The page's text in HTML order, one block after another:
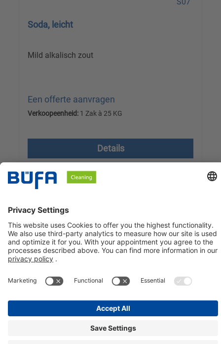
Soda, leicht
Mild alkalisch zout
Een offerte aanvragen
Verkoopeenheid: 1 Zak à 25 KG
Details
BÜFA Cleaning Netherlands B.V.